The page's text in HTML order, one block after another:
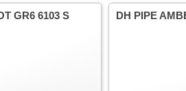
GR6 6103 S DH PIPE